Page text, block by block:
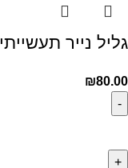
גליל נייר תעשייתי 1000 מטליות
₪80.00